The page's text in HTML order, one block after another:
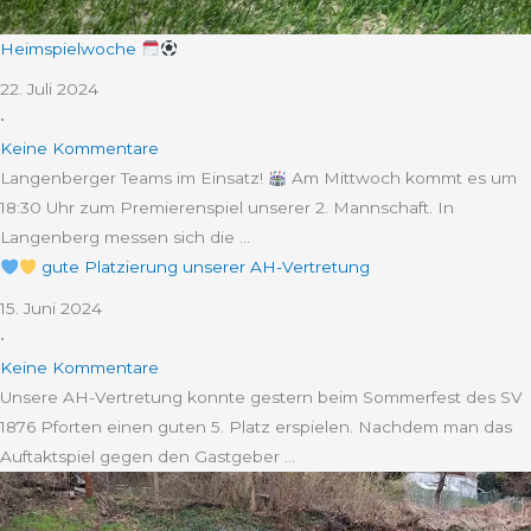
h
e
Heimspielwoche
22. Juli 2024
•
Keine Kommentare
Langenberger Teams im Einsatz!
Am Mittwoch kommt es um
18:30 Uhr zum Premierenspiel unserer 2. Mannschaft. In
Langenberg messen sich die …
gute Platzierung unserer AH-Vertretung
15. Juni 2024
•
Keine Kommentare
Unsere AH-Vertretung konnte gestern beim Sommerfest des SV
1876 Pforten einen guten 5. Platz erspielen. Nachdem man das
Auftaktspiel gegen den Gastgeber …
t
1
T
e
s
t
s
p
i
e
–
N
a
c
h
w